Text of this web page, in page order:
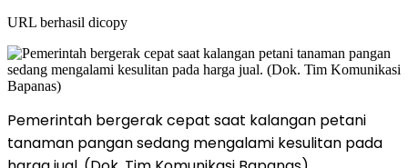
URL berhasil dicopy
Pemerintah bergerak cepat saat kalangan petani
tanaman pangan sedang mengalami kesulitan pada